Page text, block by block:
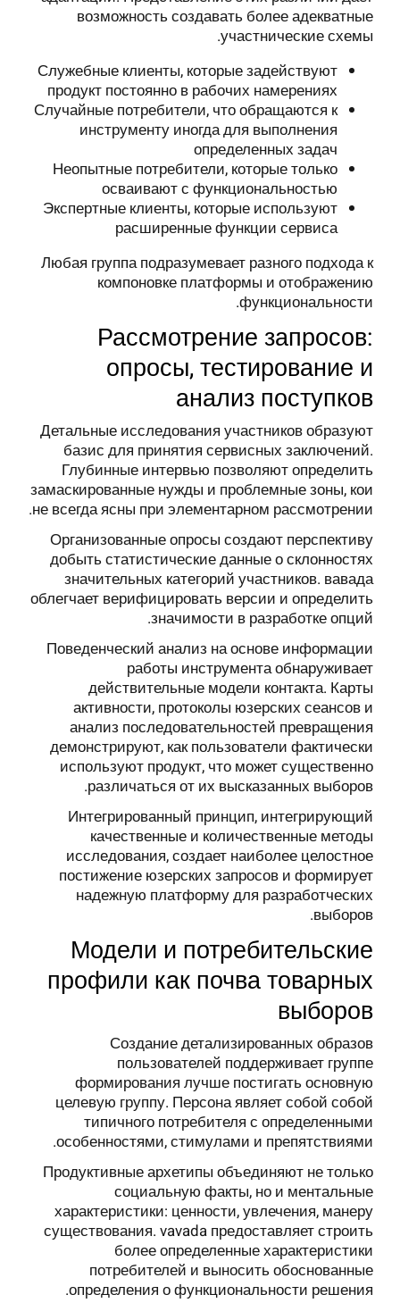
возможность создавать более адекватные
участнические схемы.
Служебные клиенты, которые задействуют
продукт постоянно в рабочих намерениях
Случайные потребители, что обращаются к
инструменту иногда для выполнения
определенных задач
Неопытные потребители, которые только
осваивают с функциональностью
Экспертные клиенты, которые используют
расширенные функции сервиса
Любая группа подразумевает разного подхода к
компоновке платформы и отображению
функциональности.
Рассмотрение запросов:
опросы, тестирование и
анализ поступков
Детальные исследования участников образуют
базис для принятия сервисных заключений.
Глубинные интервью позволяют определить
замаскированные нужды и проблемные зоны, кои
не всегда ясны при элементарном рассмотрении.
Организованные опросы создают перспективу
добыть статистические данные о склонностях
значительных категорий участников. вавада
облегчает верифицировать версии и определить
значимости в разработке опций.
Поведенческий анализ на основе информации
работы инструмента обнаруживает
действительные модели контакта. Карты
активности, протоколы юзерских сеансов и
анализ последовательностей превращения
демонстрируют, как пользователи фактически
используют продукт, что может существенно
различаться от их высказанных выборов.
Интегрированный принцип, интегрирующий
качественные и количественные методы
исследования, создает наиболее целостное
постижение юзерских запросов и формирует
надежную платформу для разработческих
выборов.
Модели и потребительские
профили как почва товарных
выборов
Создание детализированных образов
пользователей поддерживает группе
формирования лучше постигать основную
целевую группу. Персона являет собой собой
типичного потребителя с определенными
особенностями, стимулами и препятствиями.
Продуктивные архетипы объединяют не только
социальную факты, но и ментальные
характеристики: ценности, увлечения, манеру
существования. vavada предоставляет строить
более определенные характеристики
потребителей и выносить обоснованные
определения о функциональности решения.